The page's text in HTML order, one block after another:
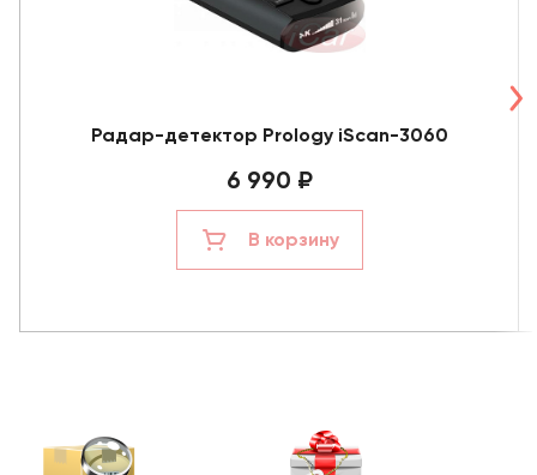
Радар-детектор Prology iScan-3060
6 990 ₽
В корзину